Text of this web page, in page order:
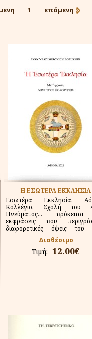
1 επόμενη
Η ΕΣΩΤΕΡΑ ΕΚΚΛΗΣΙΑ
Εσωτέρα Εκκλησία,
Κολλέγιο, Σχολή του
Πνεύματος...
εκφράσεις που
διαφορετικές όψεις του
πράγματος.
Διαθέσιμο
Τιμή: 12.00€